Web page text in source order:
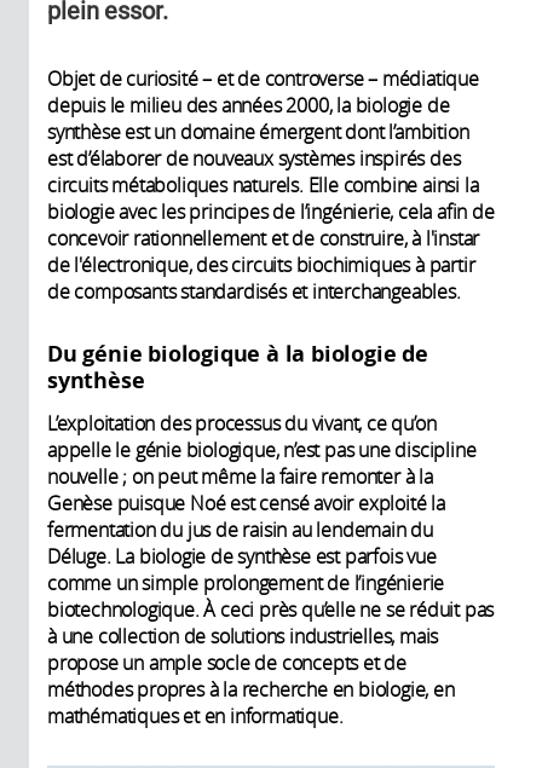
plein essor.
Objet de curiosité – et de controverse – médiatique
depuis le milieu des années 2000, la biologie de
synthèse est un domaine émergent dont l’ambition
est d’élaborer de nouveaux systèmes inspirés des
circuits métaboliques naturels. Elle combine ainsi la
biologie avec les principes de l’ingénierie, cela afin de
concevoir rationnellement et de construire, à l'instar
de l'électronique, des circuits biochimiques à partir
de composants standardisés et interchangeables.
Du génie biologique à la biologie de
synthèse
L’exploitation des processus du vivant, ce qu’on
appelle le génie biologique, n’est pas une discipline
nouvelle ; on peut même la faire remonter à la
Genèse puisque Noé est censé avoir exploité la
fermentation du jus de raisin au lendemain du
Déluge. La biologie de synthèse est parfois vue
comme un simple prolongement de l’ingénierie
biotechnologique. À ceci près qu’elle ne se réduit pas
à une collection de solutions industrielles, mais
propose un ample socle de concepts et de
méthodes propres à la recherche en biologie, en
mathématiques et en informatique.